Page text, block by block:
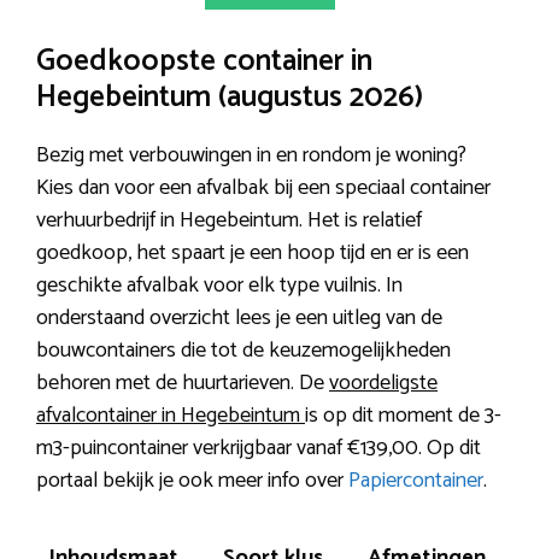
Goedkoopste container in
Hegebeintum (augustus 2026)
Bezig met verbouwingen in en rondom je woning?
Kies dan voor een afvalbak bij een speciaal container
verhuurbedrijf in Hegebeintum. Het is relatief
goedkoop, het spaart je een hoop tijd en er is een
geschikte afvalbak voor elk type vuilnis. In
onderstaand overzicht lees je een uitleg van de
bouwcontainers die tot de keuzemogelijkheden
behoren met de huurtarieven. Devoordeligste
afvalcontainer in Hegebeintumis op dit moment de 3-
m3-puincontainer verkrijgbaar vanaf €139,00. Op dit
portaal bekijk je ook meer info overPapiercontainer.